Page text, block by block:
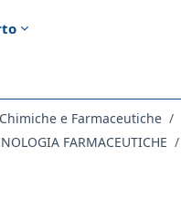
e Farmaceutiche
FARMACEUTICHE